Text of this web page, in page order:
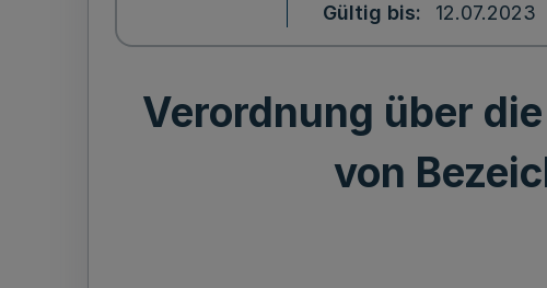
Gültig bis
12.07.2023
Verordnung über
von